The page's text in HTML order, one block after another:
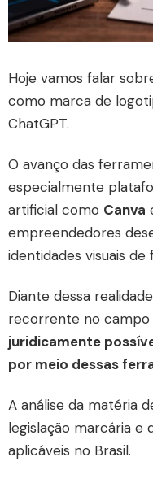
Hoje vamos falar
como marca de
ChatGPT.
O avanço das
especialmente
artificial como Canva
empreendedores
identidades visuais
Diante dessa
recorrente no campo
juridicamente
por meio dessas
A análise da matéria
legislação marcária e
aplicáveis no Brasil.